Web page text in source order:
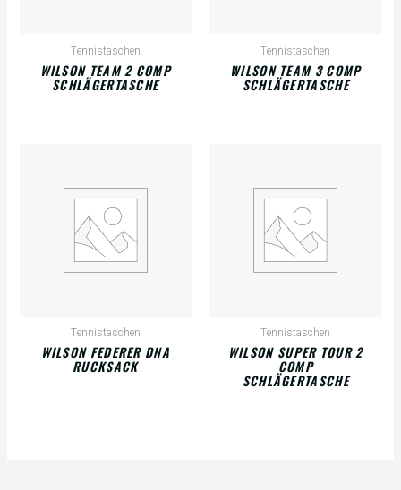
Tennistaschen
WILSON TEAM 2 COMP
SCHLÄGERTASCHE
Tennistaschen
WILSON TEAM 3 COMP
SCHLÄGERTASCHE
Tennistaschen
WILSON FEDERER DNA
RUCKSACK
Tennistaschen
WILSON SUPER TOUR 2
COMP
SCHLÄGERTASCHE